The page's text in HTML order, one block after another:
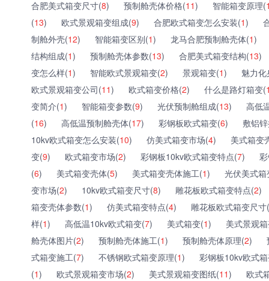
合肥美式箱变尺寸(8) 预制舱壳体价格(11) 智能箱变原理(
(13) 欧式景观箱变组成(9) 合肥欧式箱变怎么安装(1)
制舱外壳(12) 智能箱变区别(1) 龙马合肥预制舱壳体(1)
结构组成(1) 预制舱壳体参数(13) 合肥美式箱变结构(13)
变怎么样(1) 智能欧式景观箱变(2) 景观箱变(1)
魅力
欧式景观箱变公司(11) 欧式箱变价格(2) 什么是路灯箱变(
变简介(1) 智能箱变参数(9) 光伏预制舱组成(13)
高低
(16) 高低温预制舱壳体(17) 彩钢板欧式箱变(6)
敷铝
10kv欧式箱变怎么安装(10) 仿美式箱变市场(4)
美式箱变
变(9) 欧式箱变市场(2) 彩钢板10kv欧式箱变特点(7)
(6) 美式箱变壳体(5) 美式箱变壳体施工(1)
光伏美式
变市场(2) 10kv欧式箱变尺寸(8) 雕花板欧式箱变特点(2)
箱变壳体参数(1) 仿美式箱变特点(4)
雕花板欧式箱变尺寸(
样(1) 高低温10kv欧式箱变(7) 美式箱变(1)
美式景观
舱壳体图片(2) 预制舱壳体施工(1) 预制舱壳体原理(2)
式箱变施工(7) 不锈钢欧式箱变原理(1)
彩钢板10kv欧式
(1) 欧式景观箱变市场(2) 美式景观箱变图纸(11)
欧式